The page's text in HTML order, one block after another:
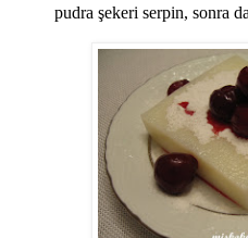
pudra şekeri serpin, sonra